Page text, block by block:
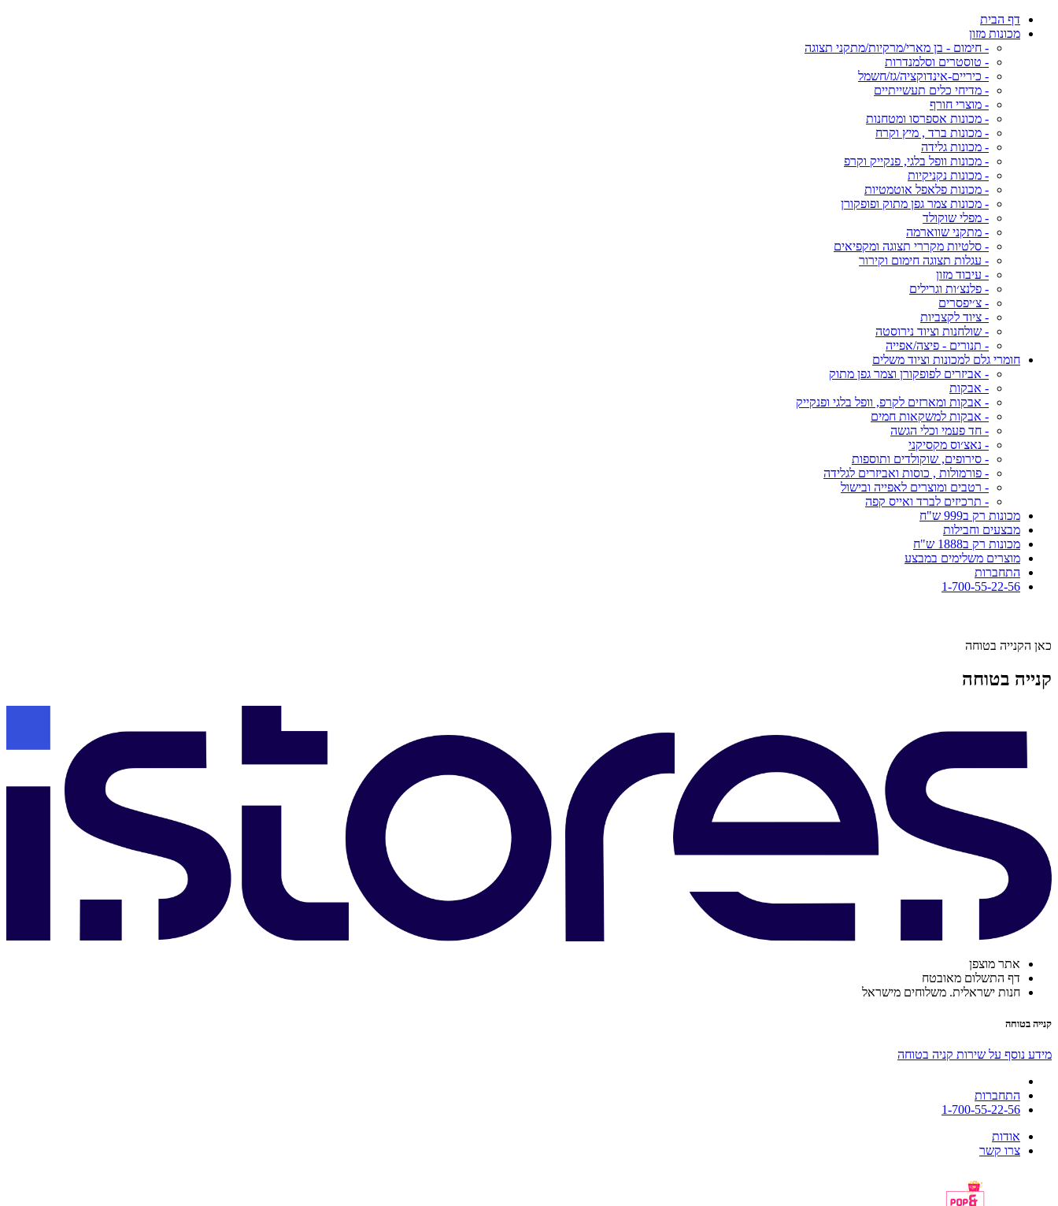
דף הבית
מכונות מזון
- חימום - בן מארי/מרקיות/מתקני תצוגה
- טוסטרים וסלמנדרות
- כיריים-אינדוקציה/גז/חשמל
- מדיחי כלים תעשייתיים
- מוצרי חורף
- מכונות אספרסו ומטחנות
- מכונות ברד , מיץ וקרח
- מכונות גלידה
- מכונות וופל בלגי, פנקייק וקרפ
- מכונות נקניקיות
- מכונות פלאפל אוטמטיות
- מכונות צמר גפן מתוק ופופקורן
- מפלי שוקולד
- מתקני שווארמה
- סלטיות מקררי תצוגה ומקפיאים
- עגלות תצוגה חימום וקירור
- עיבוד מזון
- פלנצ׳ות וגרילים
- צ׳יפסרים
- ציוד לקצביות
- שולחנות וציוד נירוסטה
- תנורים - פיצה/אפייה
חומרי גלם למכונות וציוד משלים
- אביזרים לפופקורן וצמר גפן מתוק
- אבקות
- אבקות ומארזים לקרפ, וופל בלגי ופנקייק
- אבקות למשקאות חמים
- חד פעמי וכלי הגשה
- נאצ׳וס מקסיקני
- סירופים, שוקולדים ותוספות
- פורמולות , כוסות ואביזרים לגלידה
- רטבים ומוצרים לאפייה ובישול
- תרכיזים לברד ואייס קפה
מכונות רק ב999 ש"ח
מבצעים וחבילות
מכונות רק ב1888 ש"ח
מוצרים משלימים במבצע
התחברות
1-700-55-22-56
כאן הקנייה בטוחה
קנייה בטוחה
אתר מוצפן
דף התשלום מאובטח
חנות ישראלית. משלוחים מישראל
קנייה בטוחה
מידע נוסף על שירות קניה בטוחה
התחברות
1-700-55-22-56
אודות
צרו קשר